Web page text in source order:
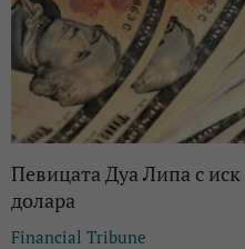
Певицата Дуа Липа с
долара
Financial Tribune